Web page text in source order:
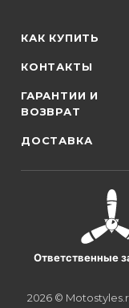
КАК КУПИТЬ
КОНТАКТЫ
ГАРАНТИИ И
ВОЗВРАТ
ДОСТАВКА
Ответственные
2026 ©